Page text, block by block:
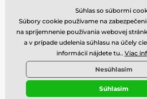
© 2026 www.luciferlenses.sk ⦁ E-shop
Súhlas so súbormi
Súbory cookie používame na
na spríjemnenie používania webovej
a v prípade udelenia súhlasu na účely
informácií nájdete tu.. Viac
Nesúhlasím
Súhlasím